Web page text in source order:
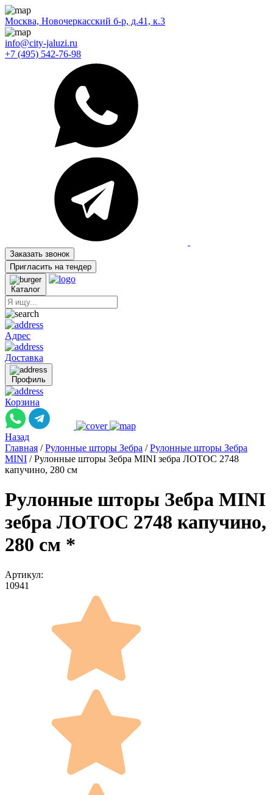
Москва, Новочеркасский б-р, д.41, к.3
info@city-jaluzi.ru
+7 (495) 542-76-98
Заказать звонок
Пригласить на тендер
Каталог
Адрес
Доставка
Профиль
Корзина
Назад
Главная / Рулонные шторы Зебра / Рулонные шторы Зебра
MINI / Рулонные шторы Зебра MINI зебра ЛОТОС 2748
капучино, 280 см
Рулонные шторы Зебра MINI
зебра ЛОТОС 2748 капучино,
280 см *
Артикул:
10941